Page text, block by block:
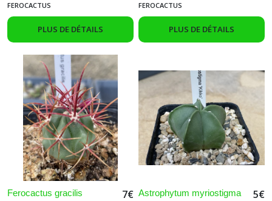
FEROCACTUS
PLUS DE DÉTAILS
FEROCACTUS
PLUS DE DÉTAILS
Ferocactus gracilis 7€ Astrophytum myriostigma
5€